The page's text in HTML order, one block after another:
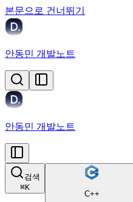
본문으로 건너뛰기
안동민 개발노트
안동민 개발노트
검색
⌘K
C++